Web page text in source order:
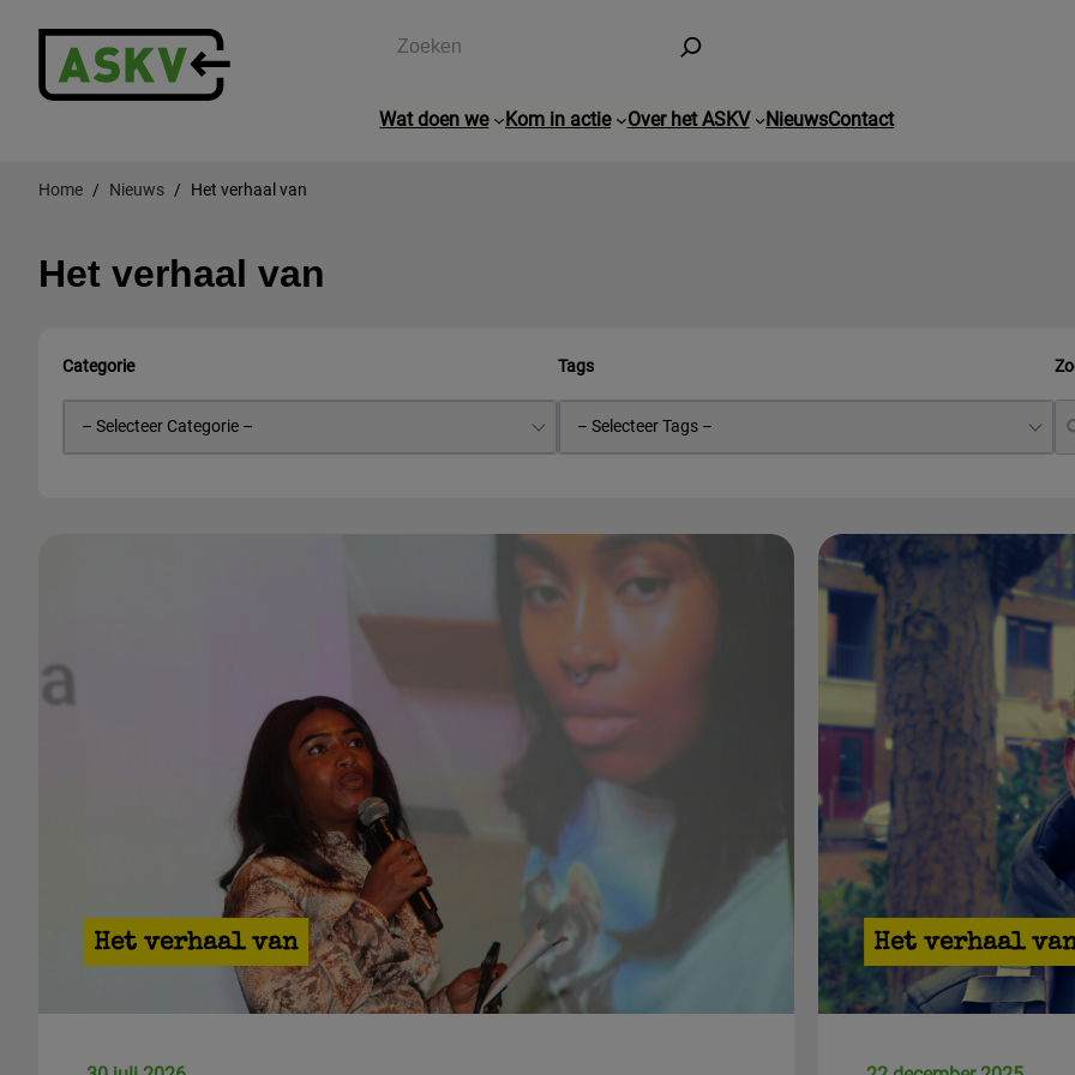
Zoeken
Wat doen we Kom in actie Over het ASKV NieuwsContact
Home Nieuws Het verhaal van
Het verhaal van
Categorie
– Selecteer Categorie –
Tags
– Selecteer Tags –
Het verhaal van Het verhaal